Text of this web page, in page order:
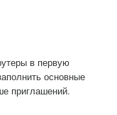
в первую
основные
приглашений.